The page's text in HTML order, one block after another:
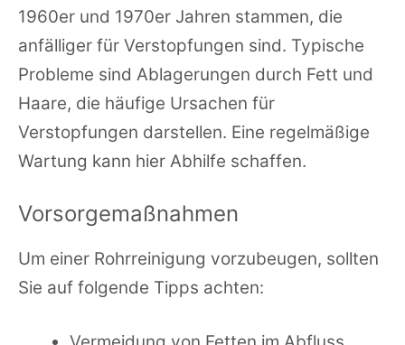
1960er und 1970er Jahren stammen, die
anfälliger für Verstopfungen sind. Typische
Probleme sind Ablagerungen durch Fett und
Haare, die häufige Ursachen für
Verstopfungen darstellen. Eine regelmäßige
Wartung kann hier Abhilfe schaffen.
Vorsorgemaßnahmen
Um einer Rohrreinigung vorzubeugen, sollten
Sie auf folgende Tipps achten: